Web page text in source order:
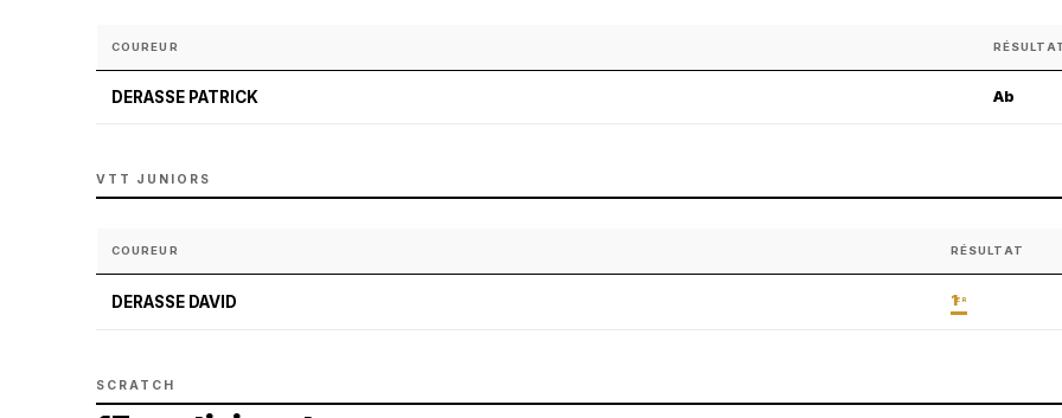
COUREUR
DERASSE PATRICK Ab
VTT JUNIORS
COUREUR RÉSULTAT
DERASSE DAVID 1ER
SCRATCH